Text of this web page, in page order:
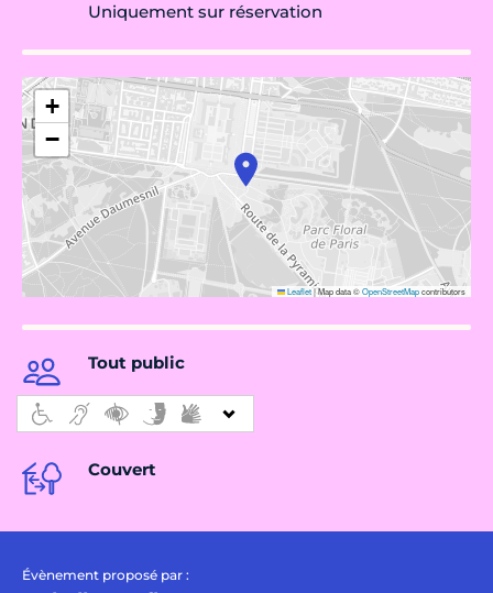
Uniquement sur réservation
+
−
Leaflet|Map data ©OpenStreetMapcontributors
Tout public
Couvert
Évènement proposé par :